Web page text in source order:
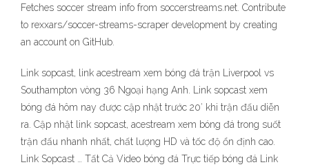
Fetches soccer stream info from soccerstreams.net. Contribute
to rexxars/soccer-streams-scraper development by creating
an account on GitHub.
Link sopcast, link acestream xem bóng đá trận Liverpool vs
Southampton vòng 36 Ngoại hạng Anh. Link sopcast xem
bóng đá hôm nay được cập nhật trước 20′ khi trận đấu diễn
ra. Cập nhật link sopcast, acestream xem bóng đá trong suốt
trận đấu nhanh nhất, chất lượng HD và tốc độ ổn định cao.
Link Sopcast … Tất Cả Video bóng đá Trực tiếp bóng đá Link